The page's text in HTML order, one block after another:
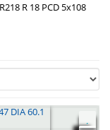
R 18 PCD 5x108